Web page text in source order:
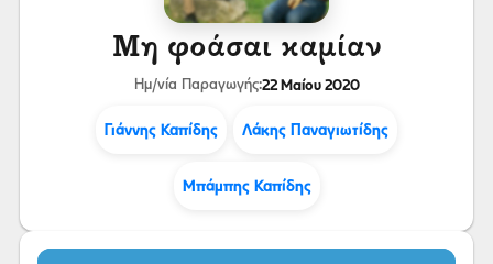
Μη φοάσαι καμίαν
Ημ/νία Παραγωγής:22 Μαίου 2020
Γιάννης Καπίδης Λάκης Παναγιωτίδης
Μπάμπης Καπίδης